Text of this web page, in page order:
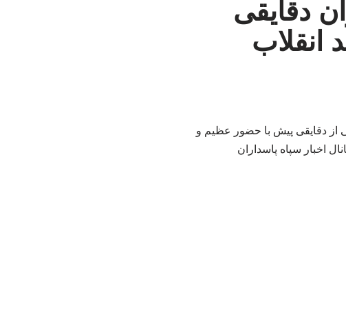
دقایقی
انقلاب
از دقایقی پیش با حضور عظیم و
اخبار سپاه پاسداران